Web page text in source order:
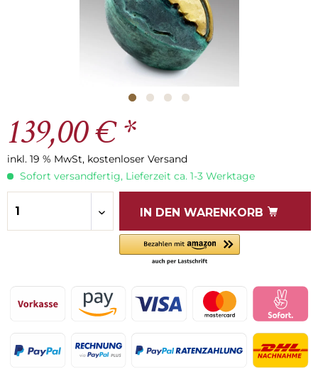
139,00 € *
inkl. 19 % MwSt, kostenloser Versand
Sofort versandfertig, Lieferzeit ca. 1-3 Werktage
IN DEN WARENKORB